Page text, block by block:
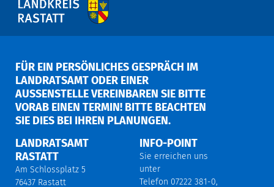
FÜR EIN PERSÖNLICHES GESPRÄCH IM
LANDRATSAMT ODER EINER
AUSSENSTELLE VEREINBAREN SIE BITTE V
ORAB EINEN TERMIN! BITTE BEACHTEN S
IE DIES BEI IHREN PLANUNGEN.
LANDRATSAMT
RASTATT
Am Schlossplatz 5
76437 Rastatt
INFO-POINT
Sie erreichen uns
unter
Telefon 07222 381-0,